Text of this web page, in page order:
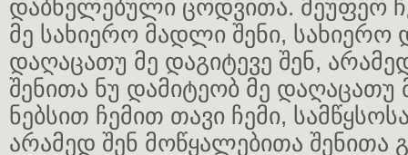
დაბნელებული ცოდვითა. მეუფეო
მე სახიერო მადლი შენი, სახიერო
დაღაცათუ მე დაგიტევე შენ,
შენითა ნუ დამიტეობ მე დაღაცათუ
ნებსით ჩემით თავი ჩემი,
არამედ შენ მოწყალებითა შენითა